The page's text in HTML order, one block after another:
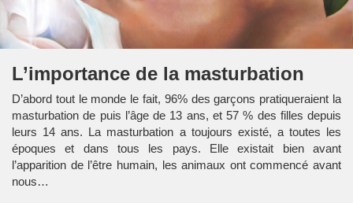
L’importance de la masturbation
D’abord tout le monde le fait, 96% des garçons pratiqueraient la
masturbation de puis l’âge de 13 ans, et 57 % des filles depuis
leurs 14 ans. La masturbation a toujours existé, a toutes les
époques et dans tous les pays. Elle existait bien avant
l’apparition de l’être humain, les animaux ont commencé avant
nous…